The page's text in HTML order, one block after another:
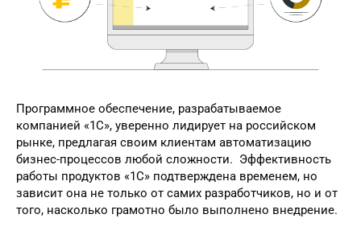
Программное обеспечение, разрабатываемое
компанией «1С», уверенно лидирует на российском
рынке, предлагая своим клиентам автоматизацию
бизнес-процессов любой сложности. Эффективность
работы продуктов «1С» подтверждена временем, но
зависит она не только от самих разработчиков, но и от
того, насколько грамотно было выполнено внедрение.